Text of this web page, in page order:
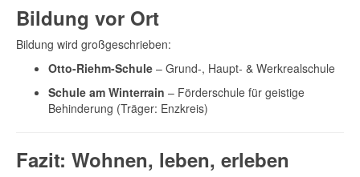
Bildung vor Ort
Bildung wird großgeschrieben:
Otto-Riehm-Schule – Grund-, Haupt- & Werkrealschule
Schule am Winterrain – Förderschule für geistige
Behinderung (Träger: Enzkreis)
Fazit: Wohnen, leben, erleben